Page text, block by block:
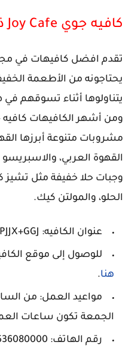
كافيه جوي Joy Cafe ذا زون
تقدم افضل كافيهات في
يحتاجونه من الأطعمة
يتناولوها أثناء تسوقهم في
ومن أشهر الكافيهات كافيه
مشروبات متنوعة أبرزها
القهوة العربي، والاسبريسو
وجبات حلا خفيفة مثل تشيز
الحلو، والمولتن كيك.
عنوان الكافيه: PJJX+GGJ، المحمدية، الرياض 12362.
للوصول إلى موقع
هنا.
الجمعة تكون ساعات العمل من 9 ص
رقم الهاتف: 966536080000+.